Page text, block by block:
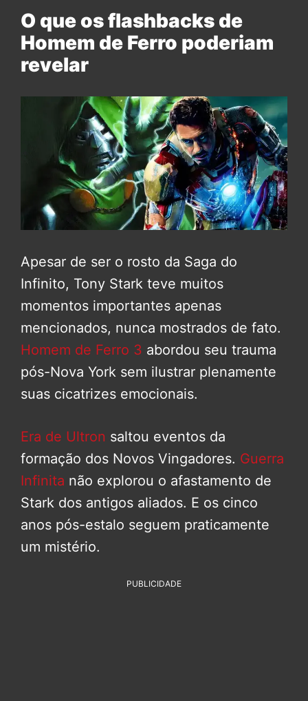
O que os flashbacks de
Homem de Ferro poderiam
revelar
Apesar de ser o rosto da Saga do
Infinito, Tony Stark teve muitos
momentos importantes apenas
mencionados, nunca mostrados de fato.
Homem de Ferro 3 abordou seu trauma
pós-Nova York sem ilustrar plenamente
suas cicatrizes emocionais.
Era de Ultron saltou eventos da
formação dos Novos Vingadores. Guerra
Infinita não explorou o afastamento de
Stark dos antigos aliados. E os cinco
anos pós-estalo seguem praticamente
um mistério.
PUBLICIDADE